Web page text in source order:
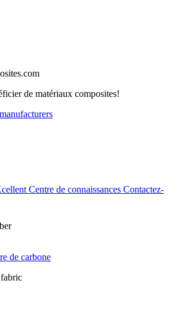
de matériaux composites!
Centre de connaissances Contactez-
de carbone